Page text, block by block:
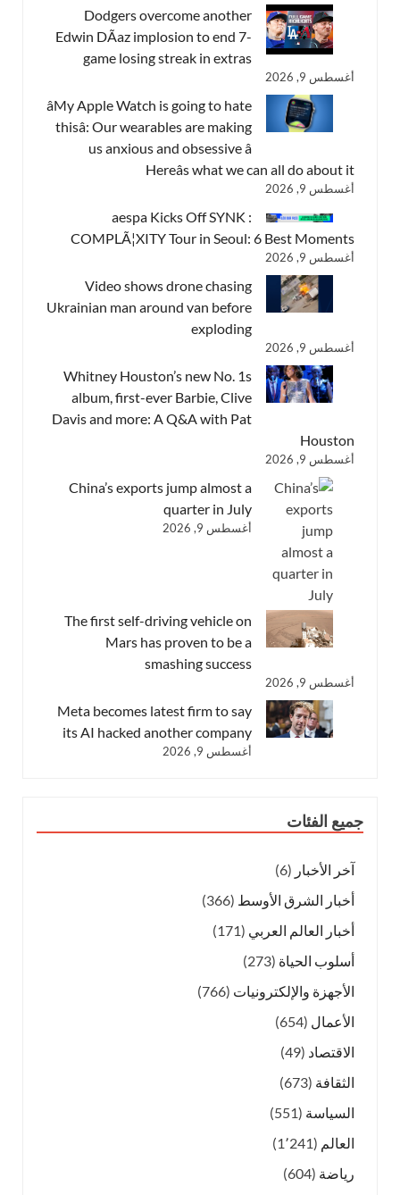
Dodgers overcome another
Edwin DÃ­az implosion to end 7-
game losing streak in extras
أغسطس 9, 2026
âMy Apple Watch is going to hate
thisâ: Our wearables are making
us anxious and obsessive â
Hereâs what we can all do about it
أغسطس 9, 2026
aespa Kicks Off SYNK :
COMPLÃ¦XITY Tour in Seoul: 6 Best Moments
أغسطس 9, 2026
Video shows drone chasing
Ukrainian man around van before
exploding
أغسطس 9, 2026
Whitney Houston’s new No. 1s
album, first-ever Barbie, Clive
Davis and more: A Q&A with Pat
Houston
أغسطس 9, 2026
China’s exports jump almost a
quarter in July
أغسطس 9, 2026
The first self-driving vehicle on
Mars has proven to be a
smashing success
أغسطس 9, 2026
Meta becomes latest firm to say
its AI hacked another company
أغسطس 9, 2026
جميع الفئات
آخر الأخبار (6)
أخبار الشرق الأوسط (366)
أخبار العالم العربي (171)
أسلوب الحياة (273)
الأجهزة والإلكترونيات (766)
الأعمال (654)
الاقتصاد (49)
الثقافة (673)
السياسة (551)
العالم (1٬241)
رياضة (604)